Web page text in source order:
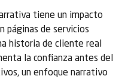
tiene un impacto
páginas de servicios
historia de cliente real
la confianza antes del
un enfoque narrativo